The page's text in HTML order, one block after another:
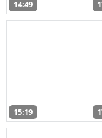
14:49
15:19